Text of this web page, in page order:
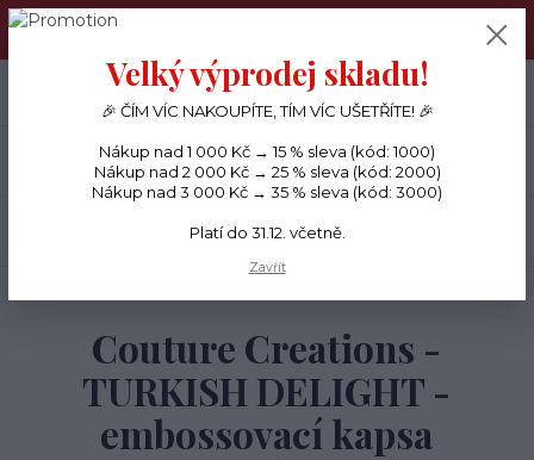
PŘÁNÍČKA a PAPÍROVÉ DÁRKY odesílám každý den, KREATIVNÍ
Menu
CZK
+420 734 380 930
(Po-Ne, 8-20 hod.)
Couture Creations -
TURKISH DELIGHT -
embossovací kapsa
Velký výprodej skladu!
🎉 ČÍM VÍC NAKOUPÍTE, TÍM VÍC UŠETŘÍTE! 🎉
Nákup nad 1 000 Kč → 15 % sleva (kód: 1000)
Nákup nad 2 000 Kč → 25 % sleva (kód: 2000)
Nákup nad 3 000 Kč → 35 % sleva (kód: 3000)
Platí do 31.12. včetně.
Zavřít